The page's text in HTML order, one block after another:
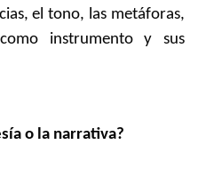
el tono, las metáforas,
instrumento y sus
o la narrativa?